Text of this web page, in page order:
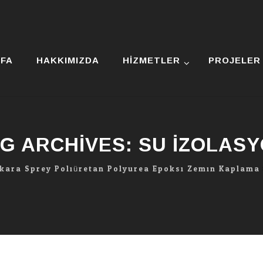
HAKKIMIZDA HIZMETLER PROJELER
ARCHIVES: SU
Sprey Poliüretan Polyurea Epoksi Zemin Kaplama